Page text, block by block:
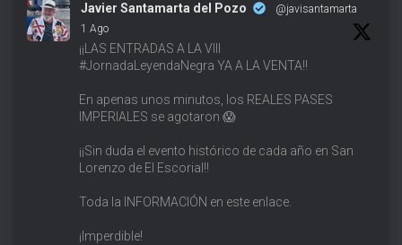
Javier Santamarta del Pozo @javisantamarta
·
1 Ago
¡¡LAS ENTRADAS A LA VIII
#JornadaLeyendaNegra YA A LA VENTA!!
En apenas unos minutos, los REALES PASES
IMPERIALES se agotaron 😱
¡¡Sin duda el evento histórico de cada año en San
Lorenzo de El Escorial!!
Toda la INFORMACIÓN en este enlace.
¡Imperdible!